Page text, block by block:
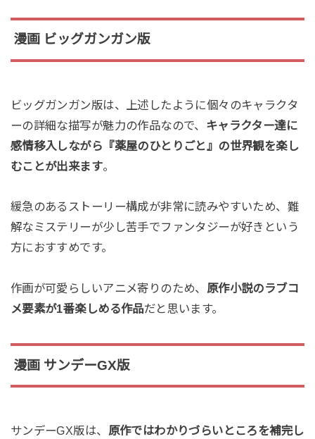
漫画 ビッグガンガン版
ビッグガンガン版は、上述したように個々のキャラクタ
ーの詳細な描写が魅力の作品なので、 キャラクター達に
感情移入しながら『薬屋のひとりごと』の世界観を楽し
むことが出来ます。
緩急のあるストーリー構成が非常に読みやすいため、難
解なミステリーが少し苦手でファンタジーが好きという
方におすすめです。
作画が可愛らしいアニメ寄りのため、 原作小説のラブコ
メ要素が1番楽しめる作品だと思います。
漫画 サンデーGX版
サンデーGX版は、 原作ではわかりづらいところを補完し